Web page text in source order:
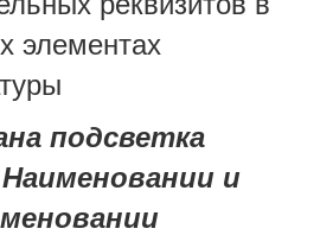
элементах
подсветка
и